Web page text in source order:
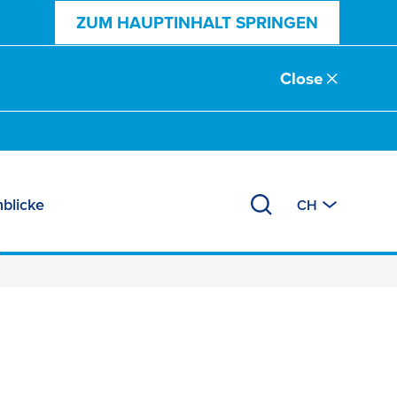
ZUM HAUPTINHALT SPRINGEN
Close
CH
Design Serien